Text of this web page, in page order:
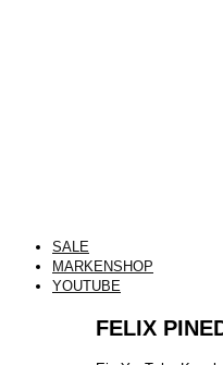
SALE
MARKENSHOP
YOUTUBE
FELIX